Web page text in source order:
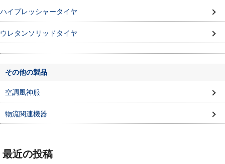
ハイプレッシャータイヤ
ウレタンソリッドタイヤ
その他の製品
空調風神服
物流関連機器
最近の投稿